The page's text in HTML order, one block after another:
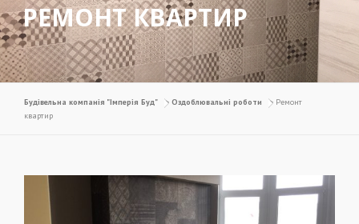
РЕМОНТ КВАРТИР
Будівельна компанія "Імперія Буд" > Оздоблювальні роботи > Ремонт
квартир